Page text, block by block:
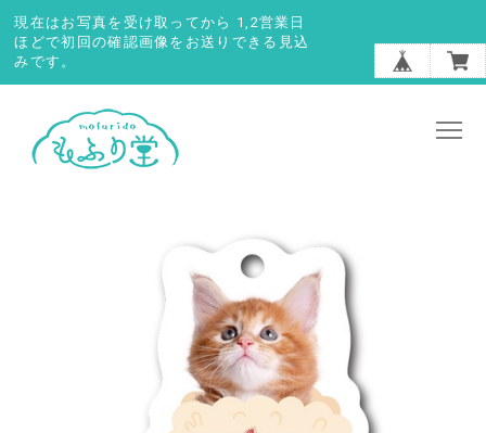
現在はお写真を受け取ってから 1,2営業日
ほどで初回の確認画像をお送りできる見込
みです。